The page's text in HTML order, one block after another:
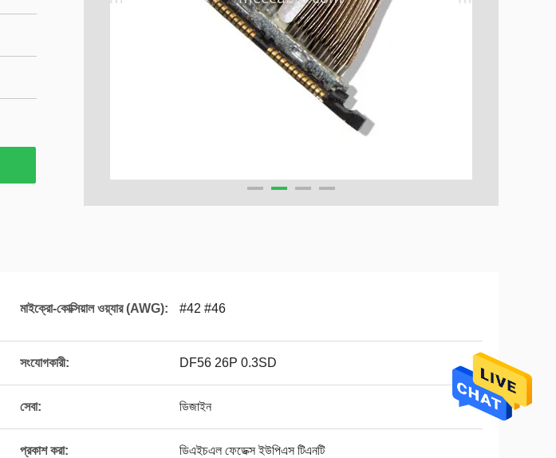
মাইক্রো-কোক্সিয়াল ওয়্যার (AWG): #42 #46
সংযোগকারী: DF56 26P 0.3SD
সেবা: ডিজাইন
প্রকাশ করা: ডিএইচএল ফেডেক্স ইউপিএস টিএনটি